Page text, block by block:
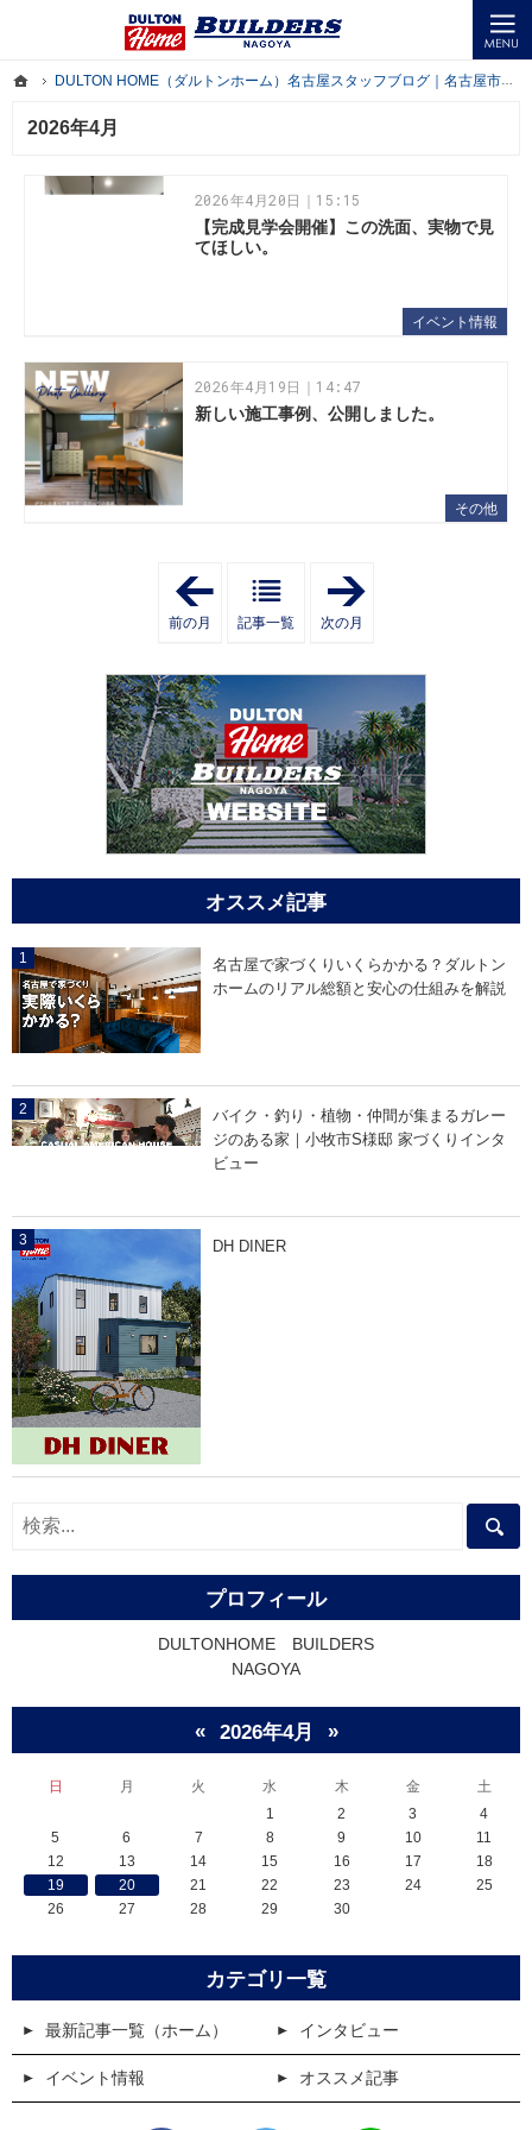
DULTON HOME（ダルトンホーム）名古屋スタッフブログ｜名古屋市・一宮市・岐阜市の企画住宅を手がける工務店
2026年4月
ダルトンの在る暮らしをテーマに、名古屋市・一宮市・岐阜市で楽しく暮らせる家づくりの情報を
名古屋市・一宮市・岐阜市でオシャレでアメリカンな企画住宅を手がける会社ならDULTON
イベント情報
2026年4月20日｜15:15
【完成見学会開催】この洗面、実物で見
てほしい。
その他
2026年4月19日｜14:47
新しい施工事例、公開しました。
3
」
前の月 記事一覧
5
」
次の月
オススメ記事
名古屋で家づくりいくらかかる？ダルトン
ホームのリアル総額と安心の仕組みを解説
バイク・釣り・植物・仲間が集まるガレー
ジのある家｜小牧市S様邸 家づくりインタ
ビュー
DH DINER
プロフィール
DULTONHOME BUILDERS
NAGOYA
« 2026年4月 »
日 月 火 水 木 金
土
1
2 3
4
5
6 7 8 9 10
11
12
13 14 15 16 17
18
19
20 21 22 23 24
25
26
27 28 29 30
カテゴリ一覧
最新記事一覧（ホーム） インタビュー
イベント情報 オススメ記事
ホームDULTON HOME（ダルトンホーム）名古屋スタッフブログ｜名古屋市・一宮市・岐阜市の企画住宅を手がける工務店